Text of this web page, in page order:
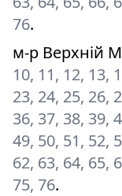
76.
м-р Верхній
10, 11, 12, 13,
23, 24, 25, 26,
36, 37, 38, 39,
49, 50, 51, 52,
62, 63, 64, 65,
75, 76.